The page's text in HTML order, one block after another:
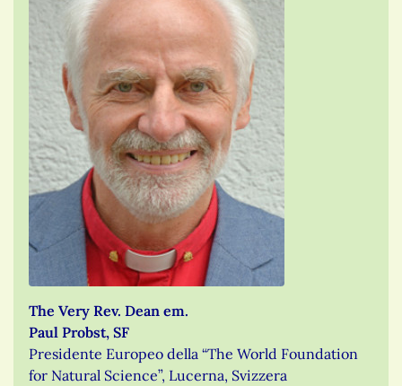
The Very Rev. Dean em.
Paul Probst, SF
Presidente Europeo della “The World Foundation
for Natural Science”, Lucerna, Svizzera